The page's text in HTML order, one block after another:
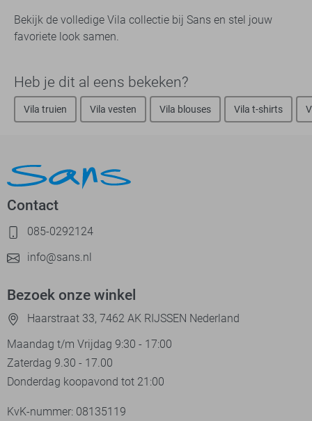
Bekijk de volledige Vila collectie bij Sans en stel jouw
favoriete look samen.
Heb je dit al eens bekeken?
Vila truien Vila vesten Vila blouses Vila t-shirts
Contact
085-0292124
info@sans.nl
Bezoek onze winkel
Haarstraat 33, 7462 AK RIJSSEN Nederland
Maandag t/m Vrijdag 9:30 - 17:00
Zaterdag 9.30 - 17.00
Donderdag koopavond tot 21:00
KvK-nummer: 08135119